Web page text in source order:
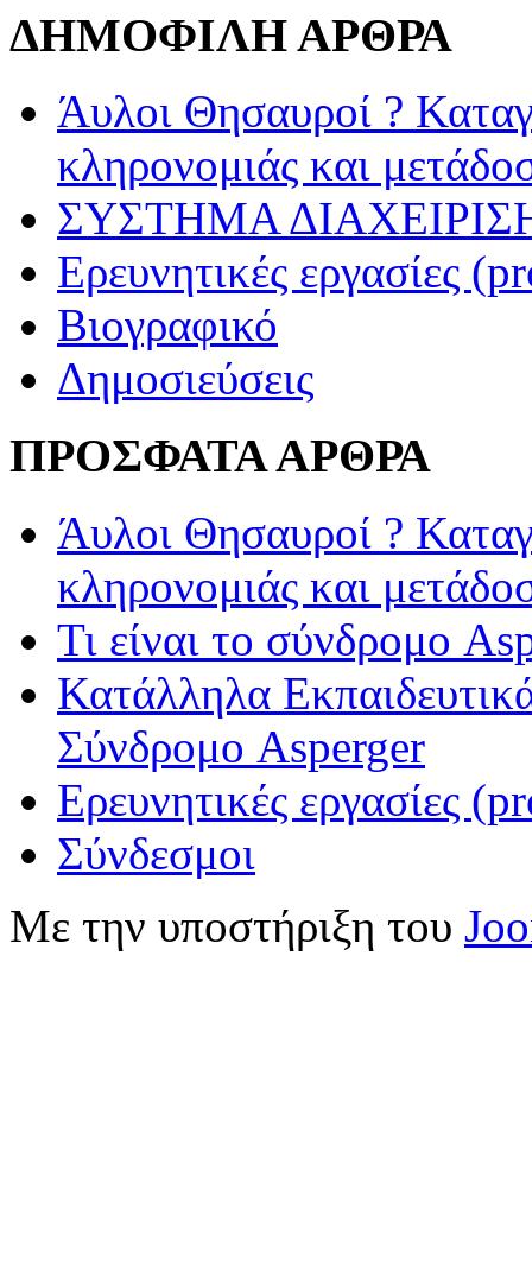
ΔΗΜΟΦΙΛΗ ΑΡΘΡΑ
Άυλοι Θησαυροί ?
κληρονομιάς και
ΣΥΣΤΗΜΑ
Ερευνητικές εργασίες
Βιογραφικό
Δημοσιεύσεις
ΠΡΟΣΦΑΤΑ ΑΡΘΡΑ
Άυλοι Θησαυροί ?
κληρονομιάς και
Τι είναι το σύνδρομο
Κατάλληλα
Σύνδρομο Asperger
Ερευνητικές εργασίες
Σύνδεσμοι
Με την υποστήριξη του